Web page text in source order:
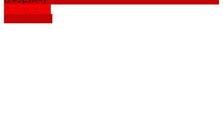
Добавлено